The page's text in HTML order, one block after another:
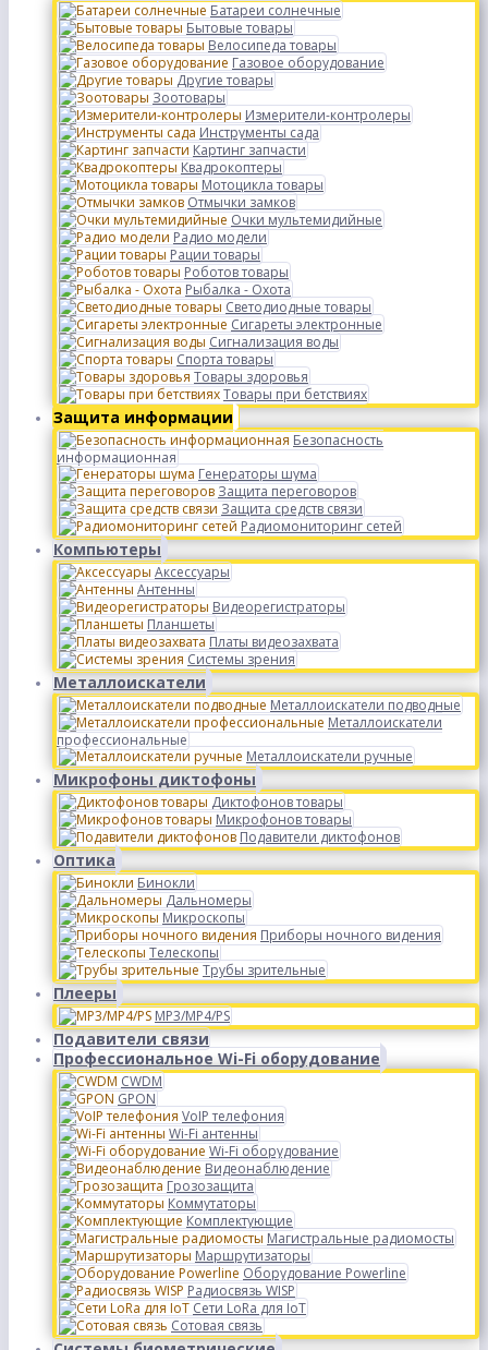
Батареи солнечные
Бытовые товары
Велосипеда товары
Газовое оборудование
Другие товары
Зоотовары
Измерители-контролеры
Инструменты сада
Картинг запчасти
Квадрокоптеры
Мотоцикла товары
Отмычки замков
Очки мультемидийные
Радио модели
Рации товары
Роботов товары
Рыбалка - Охота
Светодиодные товары
Сигареты электронные
Сигнализация воды
Спорта товары
Товары здоровья
Товары при бетствиях
Защита информации
Безопасность
информационная
Генераторы шума
Защита переговоров
Защита средств связи
Радиомониторинг сетей
Компьютеры
Аксессуары
Антенны
Видеорегистраторы
Планшеты
Платы видеозахвата
Системы зрения
Металлоискатели
Металлоискатели подводные
Металлоискатели
профессиональные
Металлоискатели ручные
Микрофоны диктофоны
Диктофонов товары
Микрофонов товары
Подавители диктофонов
Оптика
Бинокли
Дальномеры
Микроскопы
Приборы ночного видения
Телескопы
Трубы зрительные
Плееры
MP3/MP4/PS
Подавители связи
Профессиональное Wi-Fi оборудование
CWDM
GPON
VoIP телефония
Wi-Fi антенны
Wi-Fi оборудование
Видеонаблюдение
Грозозащита
Коммутаторы
Комплектующие
Магистральные радиомосты
Маршрутизаторы
Оборудование Powerline
Радиосвязь WISP
Сети LoRa для IoT
Сотовая связь